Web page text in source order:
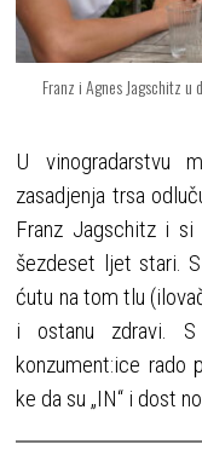
Franz i Agnes Jagschitz
U vinogradarstvu
zasadjenja trsa
Franz Jagschitz i si
šezdeset ljet stari.
ćutu na tom tlu
i ostanu zdravi.
konzument:ice rado
ke da su „IN“ i dost